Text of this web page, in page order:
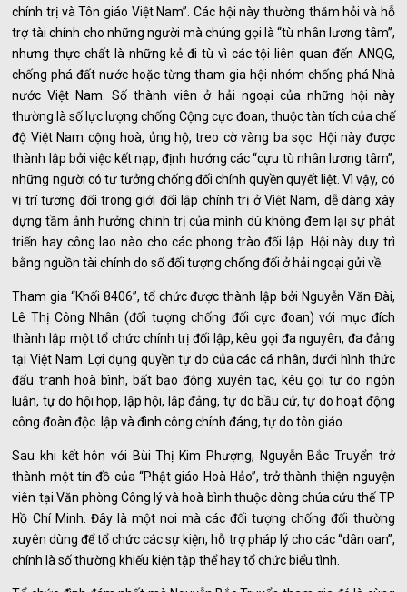
chính trị và Tôn giáo Việt Nam”. Các hội này thường thăm hỏi và hỗ
trợ tài chính cho những người mà chúng gọi là “tù nhân lương tâm”,
nhưng thực chất là những kẻ đi tù vì các tội liên quan đến ANQG,
chống phá đất nước hoặc từng tham gia hội nhóm chống phá Nhà
nước Việt Nam. Số thành viên ở hải ngoại của những hội này
thường là số lực lượng chống Cộng cực đoan, thuộc tàn tích của chế
độ Việt Nam cộng hoà, ủng hộ, treo cờ vàng ba sọc. Hội này được
thành lập bởi việc kết nạp, định hướng các “cựu tù nhân lương tâm”,
những người có tư tưởng chống đối chính quyền quyết liệt. Vì vậy, có
vị trí tương đối trong giới đối lập chính trị ở Việt Nam, dễ dàng xây
dựng tầm ảnh hưởng chính trị của mình dù không đem lại sự phát
triển hay công lao nào cho các phong trào đối lập. Hội này duy trì
bằng nguồn tài chính do số đối tượng chống đối ở hải ngoại gửi về.
Tham gia “Khối 8406”, tổ chức được thành lập bởi Nguyễn Văn Đài,
Lê Thị Công Nhân (đối tượng chống đối cực đoan) với mục đích
thành lập một tổ chức chính trị đối lập, kêu gọi đa nguyên, đa đảng
tại Việt Nam. Lợi dụng quyền tự do của các cá nhân, dưới hình thức
đấu tranh hoà bình, bất bạo động xuyên tạc, kêu gọi tự do ngôn
luận, tự do hội họp, lập hội, lập đảng, tự do bầu cử, tự do hoạt động
công đoàn độc lập và đình công chính đáng, tự do tôn giáo.
Sau khi kết hôn với Bùi Thị Kim Phượng, Nguyễn Bắc Truyển trở
thành một tín đồ của “Phật giáo Hoà Hảo”, trở thành thiện nguyện
viên tại Văn phòng Công lý và hoà bình thuộc dòng chúa cứu thế TP
Hồ Chí Minh. Đây là một nơi mà các đối tượng chống đối thường
xuyên dùng để tổ chức các sự kiện, hỗ trợ pháp lý cho các “dân oan”,
chính là số thường khiếu kiện tập thể hay tổ chức biểu tình.